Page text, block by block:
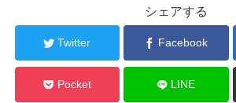
シェアする
Twitter Facebook
Pocket LINE